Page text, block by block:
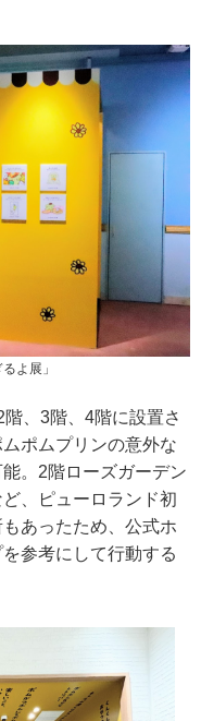
よ展」
、3階、4階に設置さ
ポムプリンの意外な
。2階ローズガーデン
、ピューロランド初
あったため、公式ホ
参考にして行動する